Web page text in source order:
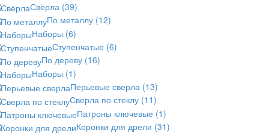
Свёрла (39)
По металлу (12)
Наборы (6)
Ступенчатые (6)
По дереву (16)
Наборы (1)
Перьевые сверла (13)
Сверла по стеклу (11)
Патроны ключевые (1)
Коронки для дрели (31)